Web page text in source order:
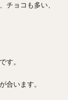
チョコも多い、
す。
合います。